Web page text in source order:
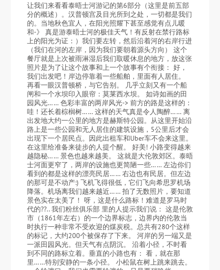
让我们来看看泰晤士河游记的第6部分（这里是前五部
分的概述）。汉普顿宫及目光所到之处，一切都是我们
的。当地秋色宜人，在阳光照耀下甚至感觉有点儿暖
和-》 真是游泰晤士河的极佳天气！有反射在禁行路标
上的阳光为证：）我们要左转，然后沿着河的右岸行进
（我们在河的左岸，因为我们要朝着源头方向） 这个
餐厅就是上次被雨淋湿后我们取暖休息的地方，放这张
照片是为了让这个故事和上一个故事有个衔接： 好，
我们出发吧！岸边停靠着一些船舶，里面有人居住。
再看一眼汉普顿桥，与它告别。 几乎立刻又有一个船
闸和一个水坝印入眼帘：莫莱西水坝。 如诗如画的田
园风光…… 色彩丰富的两岸风光-> 前方的路是这样的：
哇！还长着棕榈树…… 这样的天气真是令人陶醉…… 离
出发地大约一公里的地方是赫斯特公园。从这里开始沿
路上是一些公园和无人居住的建筑设施，5公里后才会
出现下一个居民点。因此出租车和Uber车不会来这里。
在这里给准备来徒步的人提个醒。 好美! 小路变得越来
越隐秘…… 景色也越来越美。 这就是大伦敦郊区。泰晤
士河面更窄了，两岸的设施也更简陋一些…… 左边你们
看到的都是这样的漂亮民居…… 右边也有民居。但左边
的那可是不动产:) 飞机飞得很低，它们飞向希思罗机场
降落。机场离我们越来越近…… 拍了无数照片，要知道
景色实在太美了！ 呀，这是什么路标！难道是罗马时
代的??.. 我们粉丝俱乐部 里的人提示我们说： 这是伦敦
市（1861年左右）的一个边界标志，边界内的伦敦当
时执行一种非常不受欢迎的煤炭税。总共有280个这样
的标记，大约200个被保存了下来。 河岸的另一端又是
一派田园风光。但天气有点阴沉。 沿着小径，不时看
到不同的路标立着。垂直的小路也有： 看，就在那
里……特别安静的一条小径。 小松鼠在树上跳来跳去。